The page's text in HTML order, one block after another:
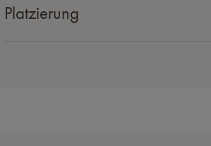
Platzierung